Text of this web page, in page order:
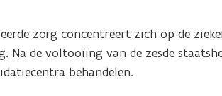
zorg concentreert zich op de
Na de voltooiing van de zesde
behandelen.